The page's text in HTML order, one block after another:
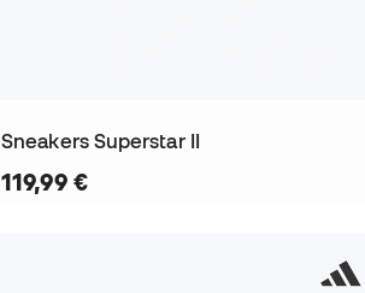
Sneakers Superstar II
119,99 €